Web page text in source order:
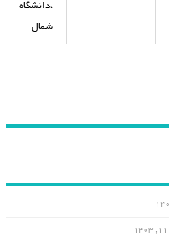
،دانشگاه
شمال